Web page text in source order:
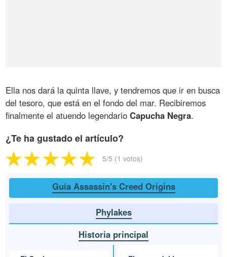
Ella nos dará la quinta llave, y tendremos que ir en busca
del tesoro, que está en el fondo del mar. Recibiremos
finalmente el atuendo legendarioCapucha Negra.
¿Te ha gustado el artículo?
5/5 (1 votos)
Guía Assassin's Creed Origins
Phylakes
Historia principal